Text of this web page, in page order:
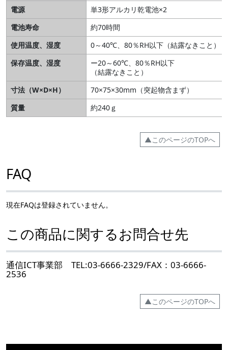
電源
単3形アルカリ乾電池×2
電池寿命
約70時間
使用温度、湿度
0～40℃、80％RH以下（結露なきこと）
保存温度、湿度
ー20～60℃、80％RH以下
（結露なきこと）
寸法（W×D×H）
70×75×30mm（突起物含まず）
質量
約240ｇ
▲このページのTOPへ
FAQ
現在FAQは登録されていません。
この商品に関するお問合せ先
通信ICT事業部 TEL:03-6666-2329/FAX：03-6666-
2536
▲このページのTOPへ